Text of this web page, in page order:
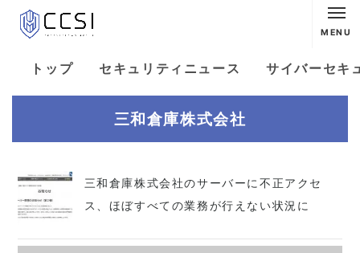
MENU
トップ セキュリティニュース サイバーセキ
三和倉庫株式会社
三和倉庫株式会社のサーバーに不正アクセ
ス、ほぼすべての業務が行えない状況に